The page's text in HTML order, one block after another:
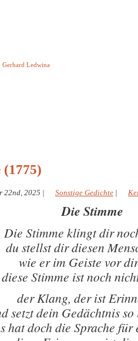
Ledwina
(1775)
22nd, 2025 | Sonstige Gedichte |
Die Stimme
Die Stimme klingt dir
du stellst dir diesen
wie er im Geiste vor
diese Stimme ist noch
der Klang, der ist
setzt dein Gedächtnis
hat doch die Sprache